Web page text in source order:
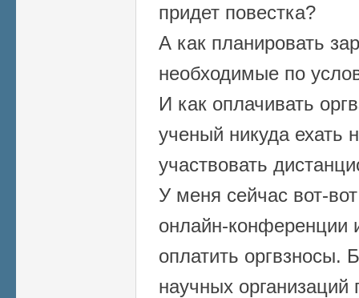
придет повестка?
А как планировать
необходимые по
И как оплачивать
ученый никуда ехать
участвовать
У меня сейчас вот-
онлайн-конференции
оплатить оргвзносы.
научных